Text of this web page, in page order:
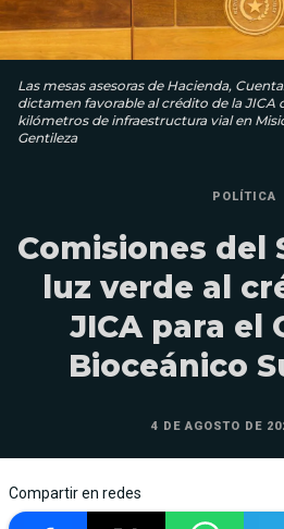
Las mesas asesoras de Hacienda,
dictamen favorable al crédito de la JICA
kilómetros de infraestructura vial en
Gentileza
POLÍTICA
Comisiones del
luz verde al
JICA para el
Bioceánico
4 DE AGOSTO DE
Compartir en redes